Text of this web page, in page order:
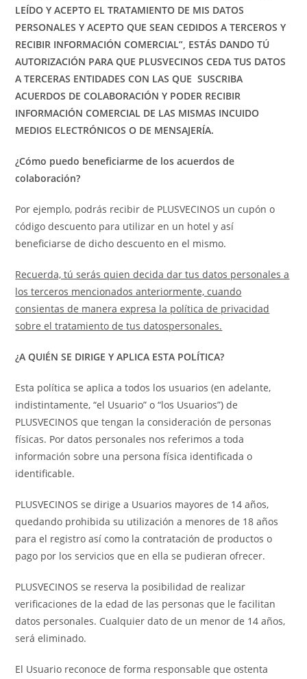
LEÍDO Y ACEPTO EL TRATAMIENTO DE MIS DATOS
PERSONALES Y ACEPTO QUE SEAN CEDIDOS A TERCEROS Y
RECIBIR INFORMACIÓN COMERCIAL”, ESTÁS DANDO TÚ
AUTORIZACIÓN PARA QUE PLUSVECINOS CEDA TUS DATOS
A TERCERAS ENTIDADES CON LAS QUE SUSCRIBA
ACUERDOS DE COLABORACIÓN Y PODER RECIBIR
INFORMACIÓN COMERCIAL DE LAS MISMAS INCUIDO
MEDIOS ELECTRÓNICOS O DE MENSAJERÍA.
¿Cómo puedo beneficiarme de los acuerdos de
colaboración?
Por ejemplo, podrás recibir de PLUSVECINOS un cupón o
código descuento para utilizar en un hotel y así
beneficiarse de dicho descuento en el mismo.
Recuerda, tú serás quien decida dar tus datos personales a
los terceros mencionados anteriormente, cuando
consientas de manera expresa la política de privacidad
sobre el tratamiento de tus datospersonales.
¿A QUIÉN SE DIRIGE Y APLICA ESTA POLÍTICA?
Esta política se aplica a todos los usuarios (en adelante,
indistintamente, “el Usuario” o “los Usuarios”) de
PLUSVECINOS que tengan la consideración de personas
físicas. Por datos personales nos referimos a toda
información sobre una persona física identificada o
identificable.
PLUSVECINOS se dirige a Usuarios mayores de 14 años,
quedando prohibida su utilización a menores de 18 años
para el registro así como la contratación de productos o
pago por los servicios que en ella se pudieran ofrecer.
PLUSVECINOS se reserva la posibilidad de realizar
verificaciones de la edad de las personas que le facilitan
datos personales. Cualquier dato de un menor de 14 años,
será eliminado.
El Usuario reconoce de forma responsable que ostenta